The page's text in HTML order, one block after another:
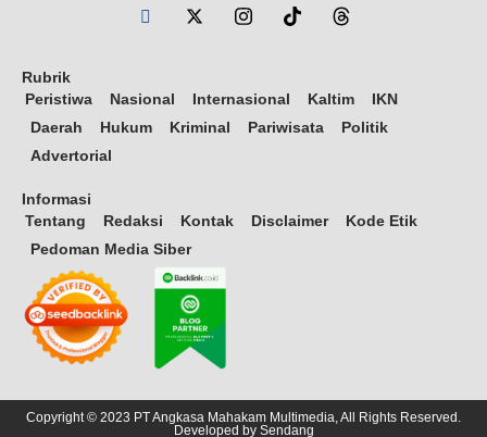
Rubrik
Peristiwa
Nasional Internasional Kaltim
IKN
Daerah
Hukum Kriminal Pariwisata
Politik
Advertorial
Informasi
Tentang
Redaksi Kontak Disclaimer
Kode Etik
Pedoman Media Siber
Copyright © 2023 PT Angkasa Mahakam Multimedia, All Rights Reserved.
Developed by Sendang